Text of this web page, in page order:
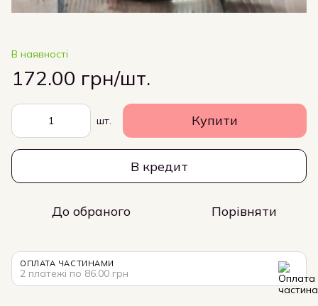
В наявності
172.00 грн/шт.
шт. Купити
В кредит
До обраного Порівняти
ОПЛАТА ЧАСТИНАМИ
2 платежі по 86.00 грн